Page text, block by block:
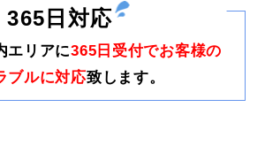
365日対応
エリアに365日受付でお客様の
ブルに対応致します。